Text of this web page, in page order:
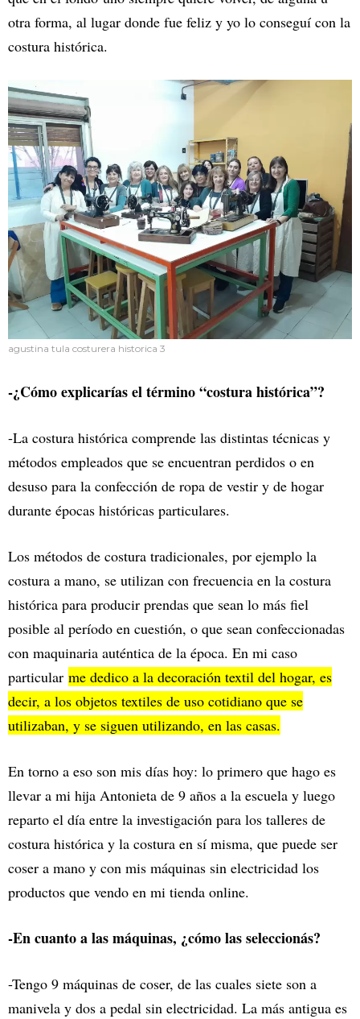
otra forma, al lugar donde fue feliz y yo lo conseguí con la
costura histórica.
agustina tula costurera historica 3
-¿Cómo explicarías el término “costura histórica”?
-La costura histórica comprende las distintas técnicas y
métodos empleados que se encuentran perdidos o en
desuso para la confección de ropa de vestir y de hogar
durante épocas históricas particulares.
Los métodos de costura tradicionales, por ejemplo la
costura a mano, se utilizan con frecuencia en la costura
histórica para producir prendas que sean lo más fiel
posible al período en cuestión, o que sean confeccionadas
con maquinaria auténtica de la época. En mi caso
particular me dedico a la decoración textil del hogar, es
decir, a los objetos textiles de uso cotidiano que se
utilizaban, y se siguen utilizando, en las casas.
En torno a eso son mis días hoy: lo primero que hago es
llevar a mi hija Antonieta de 9 años a la escuela y luego
reparto el día entre la investigación para los talleres de
costura histórica y la costura en sí misma, que puede ser
coser a mano y con mis máquinas sin electricidad los
productos que vendo en mi tienda online.
-En cuanto a las máquinas, ¿cómo las seleccionás?
-Tengo 9 máquinas de coser, de las cuales siete son a
manivela y dos a pedal sin electricidad. La más antigua es